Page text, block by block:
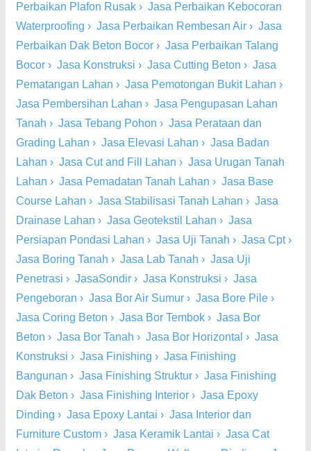
Perbaikan Plafon Rusak › Jasa Perbaikan Kebocoran
Waterproofing › Jasa Perbaikan Rembesan Air › Jasa
Perbaikan Dak Beton Bocor › Jasa Perbaikan Talang
Bocor › Jasa Konstruksi › Jasa Cutting Beton › Jasa
Pematangan Lahan › Jasa Pemotongan Bukit Lahan ›
Jasa Pembersihan Lahan › Jasa Pengupasan Lahan
Tanah › Jasa Tebang Pohon › Jasa Perataan dan
Grading Lahan › Jasa Elevasi Lahan › Jasa Badan
Lahan › Jasa Cut and Fill Lahan › Jasa Urugan Tanah
Lahan › Jasa Pemadatan Tanah Lahan › Jasa Base
Course Lahan › Jasa Stabilisasi Tanah Lahan › Jasa
Drainase Lahan › Jasa Geotekstil Lahan › Jasa
Persiapan Pondasi Lahan › Jasa Uji Tanah › Jasa Cpt›
Jasa Boring Tanah › Jasa Lab Tanah › Jasa Uji
Penetrasi › JasaSondir › Jasa Konstruksi › Jasa
Pengeboran › Jasa Bor Air Sumur › Jasa Bore Pile ›
Jasa Coring Beton › Jasa Bor Tembok › Jasa Bor
Beton › Jasa Bor Tanah › Jasa Bor Horizontal › Jasa
Konstruksi › Jasa Finishing › Jasa Finishing
Bangunan › Jasa Finishing Struktur › Jasa Finishing
Dak Beton › Jasa Finishing Interior › Jasa Epoxy
Dinding › Jasa Epoxy Lantai › Jasa Interior dan
Furniture Custom › Jasa Keramik Lantai › Jasa Cat